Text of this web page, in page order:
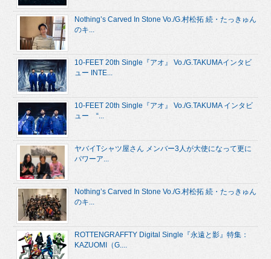
Nothing’s Carved In Stone Vo./G.村松拓 続・たっきゅん
のキ...
10-FEET 20th Single『アオ』 Vo./G.TAKUMAインタビ
ュー INTE...
10-FEET 20th Single『アオ』 Vo./G.TAKUMA インタビ
ュー “...
ヤバイTシャツ屋さん メンバー3人が大使になって更に
パワーア...
Nothing’s Carved In Stone Vo./G.村松拓 続・たっきゅん
のキ...
ROTTENGRAFFTY Digital Single『永遠と影』特集：
KAZUOMI（G....